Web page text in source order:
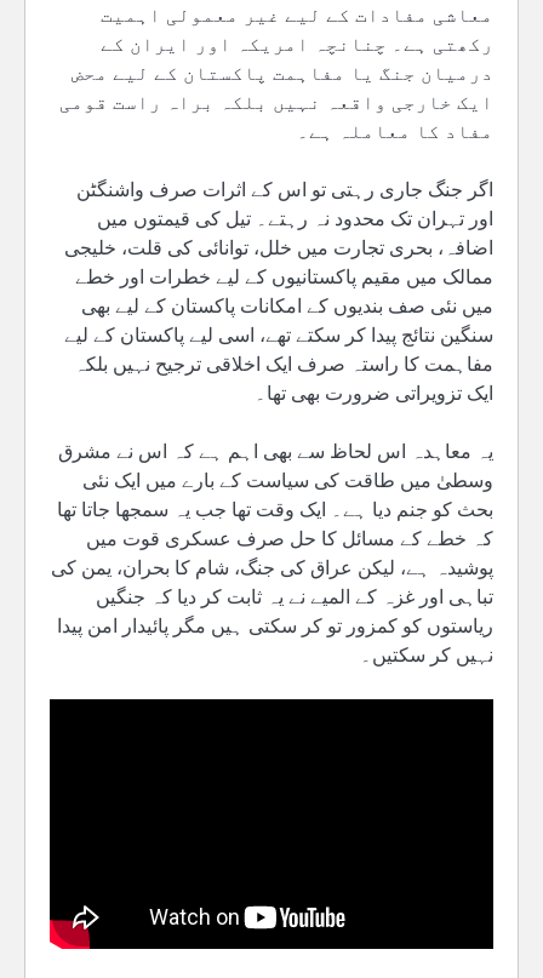
معاشی مفادات کے لیے غیر معمولی اہمیت
رکھتی ہے۔ چنانچہ امریکہ اور ایران کے
درمیان جنگ یا مفاہمت پاکستان کے لیے محض
ایک خارجی واقعہ نہیں بلکہ براہ راست قومی
مفاد کا معاملہ ہے۔
اگر جنگ جاری رہتی تو اس کے اثرات صرف واشنگٹن
اور تہران تک محدود نہ رہتے۔ تیل کی قیمتوں میں
اضافہ، بحری تجارت میں خلل، توانائی کی قلت، خلیجی
ممالک میں مقیم پاکستانیوں کے لیے خطرات اور خطے
میں نئی صف بندیوں کے امکانات پاکستان کے لیے بھی
سنگین نتائج پیدا کر سکتے تھے، اسی لیے پاکستان کے لیے
مفاہمت کا راستہ صرف ایک اخلاقی ترجیح نہیں بلکہ
ایک تزویراتی ضرورت بھی تھا۔
یہ معاہدہ اس لحاظ سے بھی اہم ہے کہ اس نے مشرق
وسطیٰ میں طاقت کی سیاست کے بارے میں ایک نئی
بحث کو جنم دیا ہے۔ ایک وقت تھا جب یہ سمجھا جاتا تھا
کہ خطے کے مسائل کا حل صرف عسکری قوت میں
پوشیدہ ہے، لیکن عراق کی جنگ، شام کا بحران، یمن کی
تباہی اور غزہ کے المیے نے یہ ثابت کر دیا کہ جنگیں
ریاستوں کو کمزور تو کر سکتی ہیں مگر پائیدار امن پیدا
نہیں کر سکتیں۔